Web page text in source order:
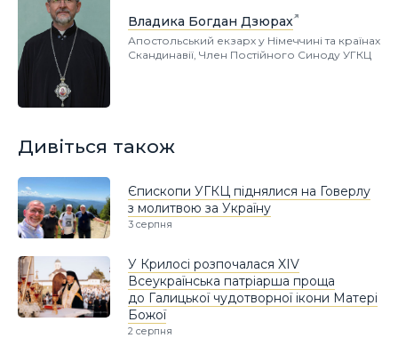
Владика Богдан Дзюрах
Апостольський екзарх у Німеччині та країнах
Скандинавії, Член Постійного Синоду УГКЦ
Дивіться також
Єпископи УГКЦ піднялися на Говерлу
з молитвою за Україну
3 серпня
У Крилосі розпочалася XIV
Всеукраїнська патріарша проща
до Галицької чудотворної ікони Матері
Божої
2 серпня